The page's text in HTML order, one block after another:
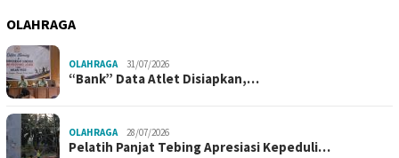
OLAHRAGA
OLAHRAGA 31/07/2026
“Bank” Data Atlet Disiapkan,…
OLAHRAGA 28/07/2026
Pelatih Panjat Tebing Apresiasi Kepeduli…